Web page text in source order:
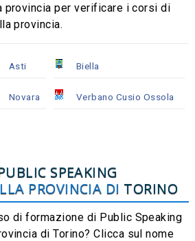
provincia per verificare i corsi di
provincia.
Asti Biella
Novara Verbano Cusio Ossola
SPEAKING
PROVINCIA DI TORINO
di formazione di Public Speaking
di Torino? Clicca sul nome